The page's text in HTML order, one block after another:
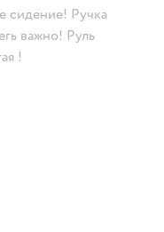
сидение! Ручка
важно! Руль
!